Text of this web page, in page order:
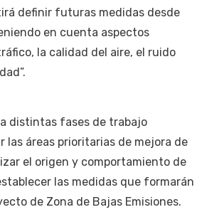
definir futuras medidas desde
en cuenta aspectos
la calidad del aire, el ruido
distintas fases de trabajo
las áreas prioritarias de mejora de
el origen y comportamiento de
las medidas que formarán
de Zona de Bajas Emisiones.